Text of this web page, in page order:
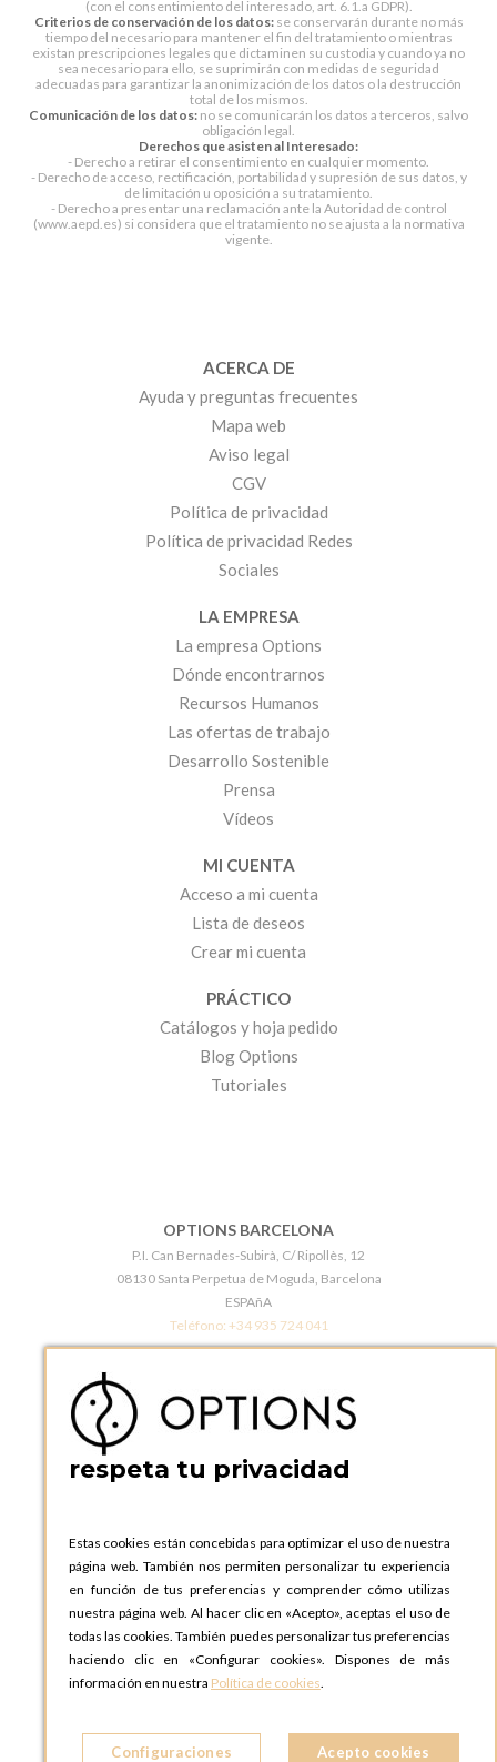
(con el consentimiento del interesado, art. 6.1.a GDPR).
Criterios de conservación de los datos:se conservarán durante no más
tiempo del necesario para mantener el fin del tratamiento o mientras
existan prescripciones legales que dictaminen su custodia y cuando ya no
sea necesario para ello, se suprimirán con medidas de seguridad
adecuadas para garantizar la anonimización de los datos o la destrucción
total de los mismos.
Comunicación de los datos: no se comunicarán los datos a terceros, salvo
obligación legal.
Derechos que asisten al Interesado:
- Derecho a retirar el consentimiento en cualquier momento.
- Derecho de acceso, rectificación, portabilidad y supresión de sus datos, y
de limitación u oposición a su tratamiento.
- Derecho a presentar una reclamación ante la Autoridad de control
(www.aepd.es) si considera que el tratamiento no se ajusta a la normativa
vigente.
ACERCA DE
Ayuda y preguntas frecuentes
Mapa web
Aviso legal
CGV
Política de privacidad
Política de privacidad Redes
Sociales
LA EMPRESA
La empresa Options
Dónde encontrarnos
Recursos Humanos
Las ofertas de trabajo
Desarrollo Sostenible
Prensa
Vídeos
MI CUENTA
Acceso a mi cuenta
Lista de deseos
Crear mi cuenta
PRÁCTICO
Catálogos y hoja pedido
Blog Options
Tutoriales
OPTIONS BARCELONA
P.I. Can Bernades-Subirà, C/ Ripollès, 12
08130 Santa Perpetua de Moguda, Barcelona
ESPAñA
Teléfono: +34 935 724 041
c/ Laforja, 102
08021 BARCELONA
Teléfono:+34 935 724 041
C. Lucio Emilio Cándido, 6,
28803 Alcalá de Henares, Madrid
ESPAñA
Teléfono:+34 918 300 344
OPTIONS MADRID SHOWROOM
C/ Bárbara de Braganza, 2
Teléfono:+34 918 300 344
respeta tu privacidad
Estas cookies están concebidas para optimizar el uso de nuestra
página web. También nos permiten personalizar tu experiencia
en función de tus preferencias y comprender cómo utilizas
nuestra página web. Al hacer clic en «Acepto», aceptas el uso de
todas las cookies. También puedes personalizar tus preferencias
haciendo clic en «Configurar cookies». Dispones de más
información en nuestra Política de cookies.
Configuraciones Acepto cookies